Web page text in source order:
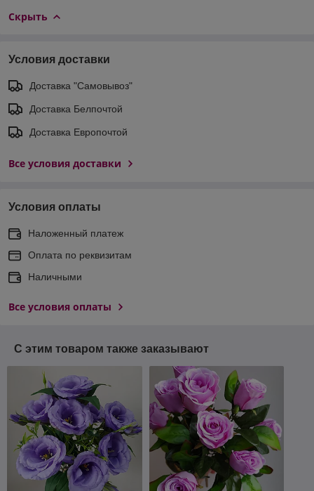
Скрыть
Условия доставки
Доставка "Самовывоз"
Доставка Белпочтой
Доставка Европочтой
Все условия доставки
Условия оплаты
Наложенный платеж
Оплата по реквизитам
Наличными
Все условия оплаты
С этим товаром также заказывают